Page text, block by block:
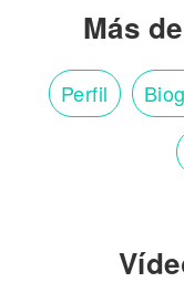
Más
Perfil